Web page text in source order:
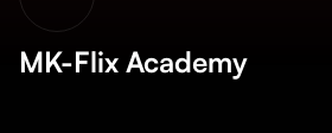
MK-Flix Academy